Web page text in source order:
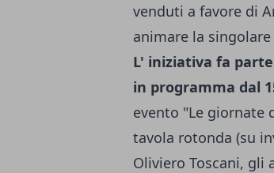
venduti a favore di
animare la
L' iniziativa fa
in programma dal
evento "Le giornate
tavola rotonda (su
Oliviero Toscani, gli